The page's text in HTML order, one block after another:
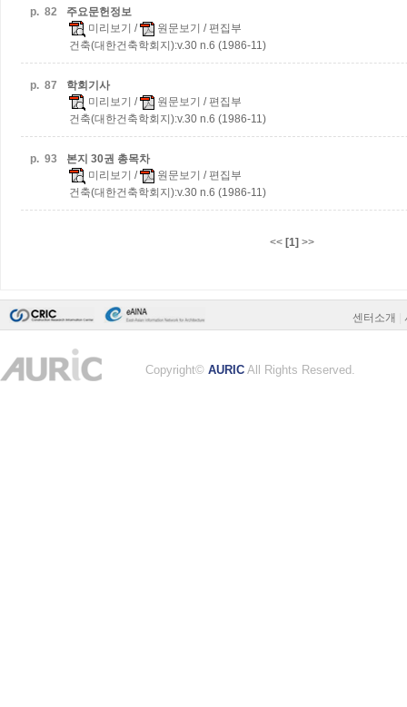
p. 82
주요문헌정보
미리보기 / 원문보기 / 편집부
건축(대한건축학회지):v.30 n.6 (1986-11)
p. 87
학회기사
미리보기 / 원문보기 / 편집부
건축(대한건축학회지):v.30 n.6 (1986-11)
p. 93
본지 30권 총목차
미리보기 / 원문보기 / 편집부
건축(대한건축학회지):v.30 n.6 (1986-11)
<< [1] >>
센터소개
Copyright© AURIC All Rights Reserved.